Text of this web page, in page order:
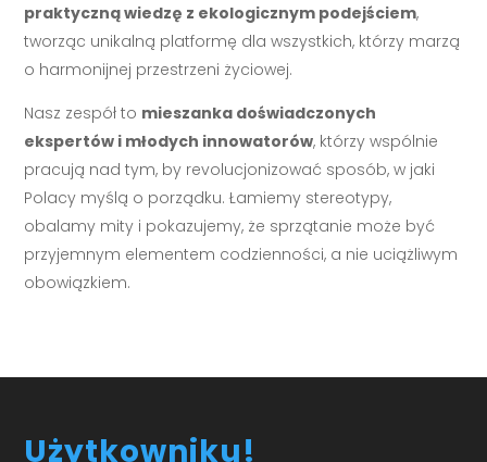
praktyczną wiedzę z ekologicznym podejściem,
tworząc unikalną platformę dla wszystkich, którzy marzą
o harmonijnej przestrzeni życiowej.
Nasz zespół to mieszanka doświadczonych
ekspertów i młodych innowatorów, którzy wspólnie
pracują nad tym, by revolucjonizować sposób, w jaki
Polacy myślą o porządku. Łamiemy stereotypy,
obalamy mity i pokazujemy, że sprzątanie może być
przyjemnym elementem codzienności, a nie uciążliwym
obowiązkiem.
Użytkowniku!